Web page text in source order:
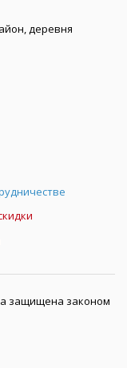
деревня
защищена законом